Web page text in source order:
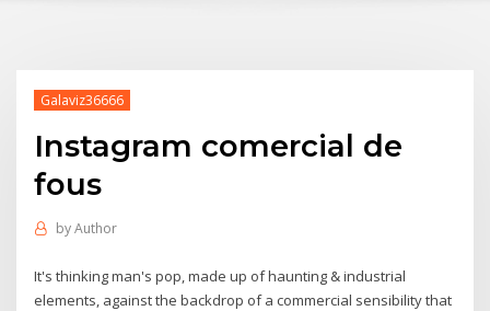
Galaviz36666
Instagram comercial de
fous
byAuthor
It's thinking man's pop, made up of haunting & industrial
elements, against the backdrop of a commercial sensibility that